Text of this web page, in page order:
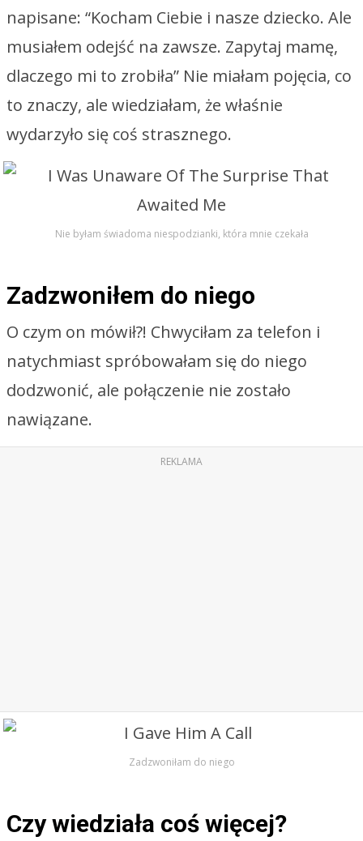
napisane: “Kocham Ciebie i nasze dziecko. Ale
musiałem odejść na zawsze. Zapytaj mamę,
dlaczego mi to zrobiła” Nie miałam pojęcia, co
to znaczy, ale wiedziałam, że właśnie
wydarzyło się coś strasznego.
Nie byłam świadoma niespodzianki, która mnie czekała
Zadzwoniłem do niego
O czym on mówił?! Chwyciłam za telefon i
natychmiast spróbowałam się do niego
dodzwonić, ale połączenie nie zostało
nawiązane.
REKLAMA
Zadzwoniłam do niego
Czy wiedziała coś więcej?